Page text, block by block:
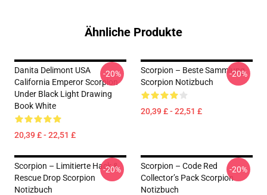
Ähnliche Produkte
Danita Delimont USA
California Emperor Scorpion
Under Black Light Drawing
Book White
20,39 £ - 22,51 £
-20%
Scorpion – Beste Sammlung
Scorpion Notizbuch
20,39 £ - 22,51 £
-20%
Scorpion – Limitierte Hack &
Rescue Drop Scorpion
Notizbuch
-20%
Scorpion – Code Red
Collector’s Pack Scorpion
Notizbuch
-20%